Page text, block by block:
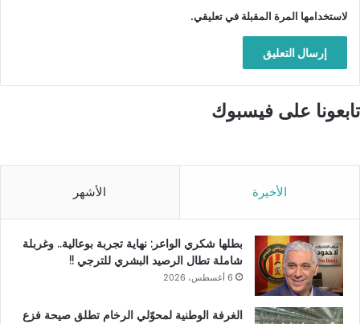
لاستخدامها المرة المقبلة في تعليقي.
تابعونا على فيسبوك
الأخيرة الأشهر
بطلها شكري الواعر: نهاية تجربة بوعالية.. وغربلة
شاملة تطال الرصيد البشري للترجي !!
6 أغسطس، 2026
الغرفة الوطنية لمحوّلي الرخام تطلق صيحة فزع